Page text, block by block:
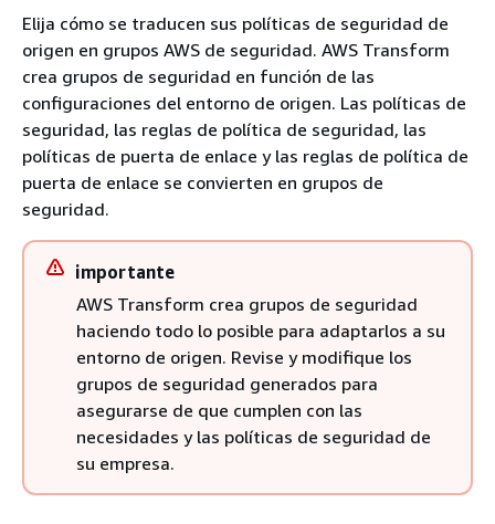
Elija cómo se traducen sus políticas de seguridad de
origen en grupos AWS de seguridad. AWS Transform
crea grupos de seguridad en función de las
configuraciones del entorno de origen. Las políticas de
seguridad, las reglas de política de seguridad, las
políticas de puerta de enlace y las reglas de política de
puerta de enlace se convierten en grupos de
seguridad.
importante
AWS Transform crea grupos de seguridad
haciendo todo lo posible para adaptarlos a su
entorno de origen. Revise y modifique los
grupos de seguridad generados para
asegurarse de que cumplen con las
necesidades y las políticas de seguridad de
su empresa.